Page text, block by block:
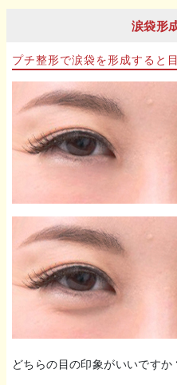
涙袋形
プチ整形で涙袋を形成すると
どちらの目の印象がいいですか